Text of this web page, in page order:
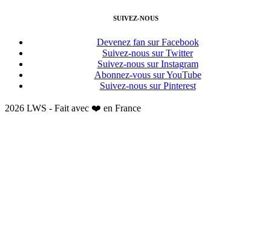
SUIVEZ-NOUS
Devenez fan sur Facebook
Suivez-nous sur Twitter
Suivez-nous sur Instagram
Abonnez-vous sur YouTube
Suivez-nous sur Pinterest
2026 LWS - Fait avec ❤️ en France